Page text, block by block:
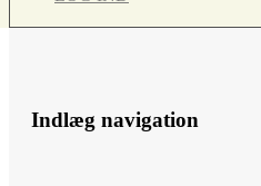
Indlæg navigation